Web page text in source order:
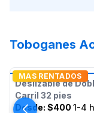
Toboganes
MAS RENTADOS
Deslizable de
Carril 32 pies
Desde: $400 1-4